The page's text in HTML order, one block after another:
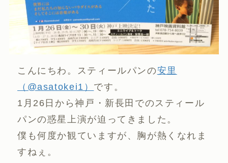
こんにちわ。スティールパンの安里
（@asatokei1） です。
1月26日から神戸・新長田でのスティール
パンの惑星上演が迫ってきました。
僕も何度か観ていますが、胸が熱くなれま
すねぇ。